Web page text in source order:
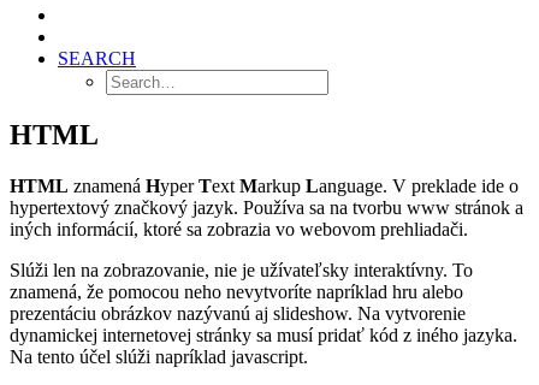
SEARCH
HTML
HTML znamená HyperText Markup Language. V preklade ide o
hypertextový značkový jazyk. Používa sa na tvorbu www stránok a
iných informácií, ktoré sa zobrazia vo webovom prehliadači.
Slúži len na zobrazovanie, nie je užívateľsky interaktívny. To
znamená, že pomocou neho nevytvoríte napríklad hru alebo
prezentáciu obrázkov nazývanú aj slideshow. Na vytvorenie
dynamickej internetovej stránky sa musí pridať kód z iného jazyka.
Na tento účel slúži napríklad javascript.